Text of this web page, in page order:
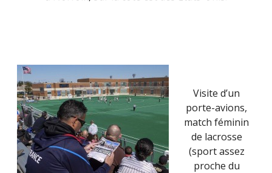
Visite d’un
porte-avions,
match féminin
de lacrosse
(sport assez
proche du